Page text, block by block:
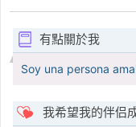
有點關於我
Soy una persona
我希望我的伴侣